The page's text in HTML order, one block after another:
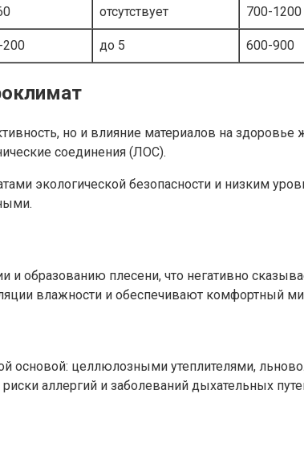
отсутствует 700-1200
200 до 5 600-900
но и влияние материалов на
соединения (ЛОС).
экологической безопасности и низким
образованию плесени, что негативно
влажности и обеспечивают комфортный
целлюлозными утеплителями,
аллергий и заболеваний дыхательных